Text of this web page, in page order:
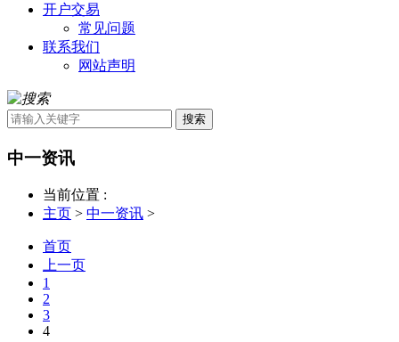
开户交易
常见问题
联系我们
网站声明
搜索
中一资讯
当前位置 :
主页 > 中一资讯 >
首页
上一页
1
2
3
4